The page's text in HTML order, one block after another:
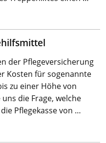
der Pflegeversicherung
Kosten für sogenannte
zu einer Höhe von
die Frage, welche
Pflegekasse von …